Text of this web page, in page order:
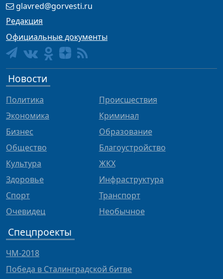
glavred@gorvesti.ru
Редакция
Официальные документы
Новости
Политика
Экономика
Бизнес
Общество
Культура
Здоровье
Спорт
Очевидец
Происшествия
Криминал
Образование
Благоустройство
ЖКХ
Инфраструктура
Транспорт
Необычное
Спецпроекты
ЧМ-2018
Победа в Сталинградской битве